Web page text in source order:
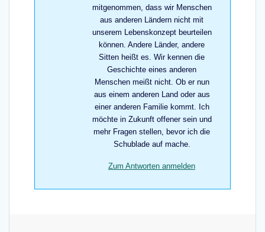
mitgenommen, dass wir Menschen
aus anderen Ländern nicht mit
unserem Lebenskonzept beurteilen
können. Andere Länder, andere
Sitten heißt es. Wir kennen die
Geschichte eines anderen
Menschen meißt nicht. Ob er nun
aus einem anderen Land oder aus
einer anderen Familie kommt. Ich
möchte in Zukunft offener sein und
mehr Fragen stellen, bevor ich die
Schublade auf mache.
Zum Antworten anmelden